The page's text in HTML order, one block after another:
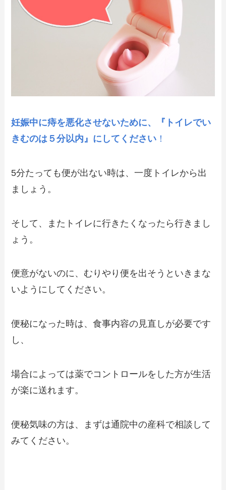
妊娠中に痔を悪化させないために、『トイレでい
きむのは５分以内』にしてください ！
5分たっても便が出ない時は、一度トイレから出
ましょう。
そして、またトイレに行きたくなったら行きまし
ょう。
便意がないのに、むりやり便を出そうといきまな
いようにしてください。
便秘になった時は、食事内容の見直しが必要です
し、
場合によっては薬でコントロールをした方が生活
が楽に送れます。
便秘気味の方は、まずは通院中の産科で相談して
みてください。